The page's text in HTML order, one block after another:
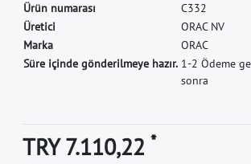
Ürün numarası C332
Üretici ORAC NV
Marka ORAC
Süre içinde gönderilmeye hazır. 1-2 Ödeme
sonra
TRY 7.110,22*